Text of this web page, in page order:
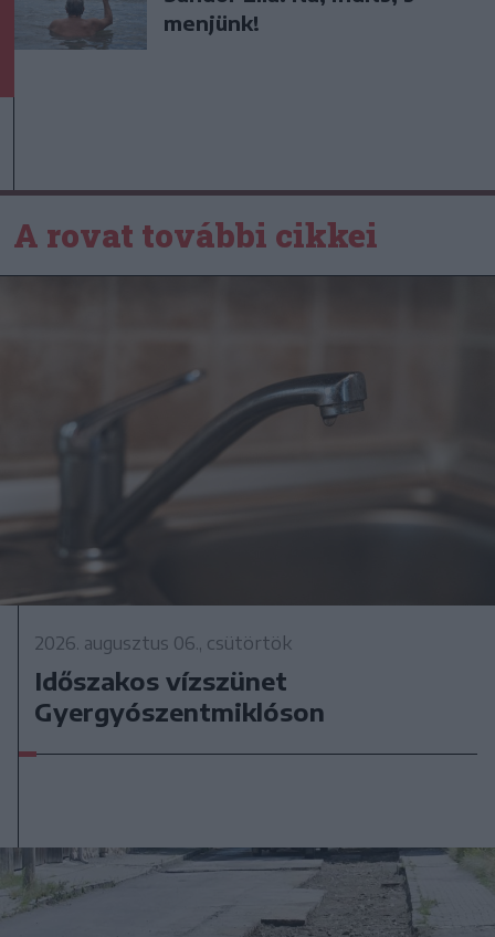
menjünk!
A rovat további cikkei
2026. augusztus 06., csütörtök
Időszakos vízszünet
Gyergyószentmiklóson